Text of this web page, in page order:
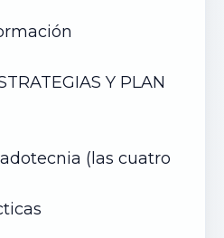
Y PLAN
(las cuatro